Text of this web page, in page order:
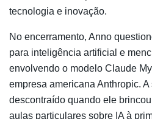
tecnologia e inovação.
No encerramento, Anno
para inteligência artificial e
envolvendo o modelo Claude
empresa americana Anthropic.
descontraído quando ele
aulas particulares sobre IA à